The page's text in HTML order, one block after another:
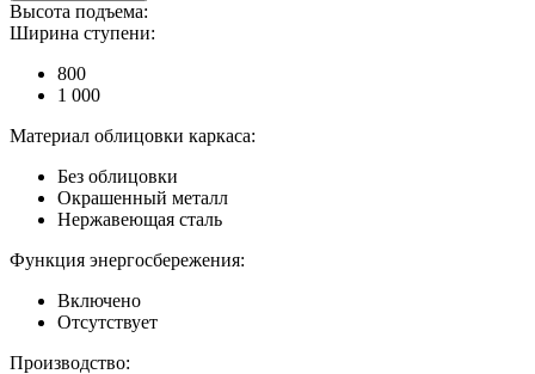
Высота подъема:
Ширина ступени:
800
1 000
Материал облицовки каркаса:
Без облицовки
Окрашенный металл
Нержавеющая сталь
Функция энергосбережения:
Включено
Отсутствует
Производство: